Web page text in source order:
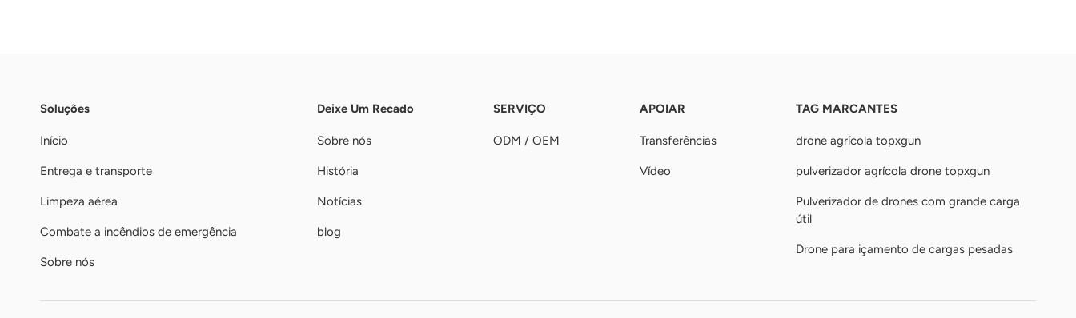
Soluções
Início
Entrega e transporte
Limpeza aérea
Combate a incêndios de emergência
Sobre nós
Deixe Um Recado
Sobre nós
História
Notícias
blog
SERVIÇO
ODM / OEM
APOIAR
Transferências
Vídeo
TAG MARCANTES
drone agrícola topxgun
pulverizador agrícola drone topxgun
Pulverizador de drones com grande carga
útil
Drone para içamento de cargas pesadas